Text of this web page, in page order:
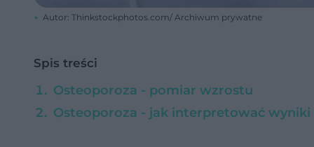
Autor: Thinkstockphotos.com/ Archiwum prywatne
Spis treści
Osteoporoza - pomiar wzrostu
Osteoporoza - jak interpretować wyniki